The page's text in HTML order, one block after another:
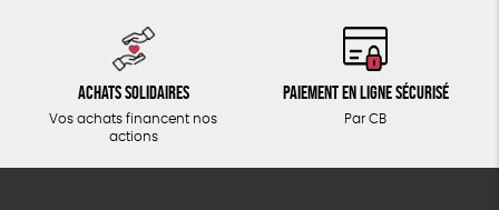
Achats solidaires
Vos achats financent nos
actions
Paiement en ligne sécurisé
Par CB